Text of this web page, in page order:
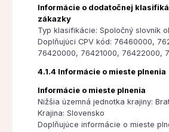
Informácie o dodatočnej
zákazky
Typ klasifikácie: Spoločný slovník
Doplňujúci CPV kód: 76460000,
76420000, 76421000, 76422000,
4.1.4 Informácie o mieste plnenia
Informácie o mieste plnenia
Nižšia územná jednotka krajiny:
Krajina: Slovensko
Doplňujúce informácie o mieste